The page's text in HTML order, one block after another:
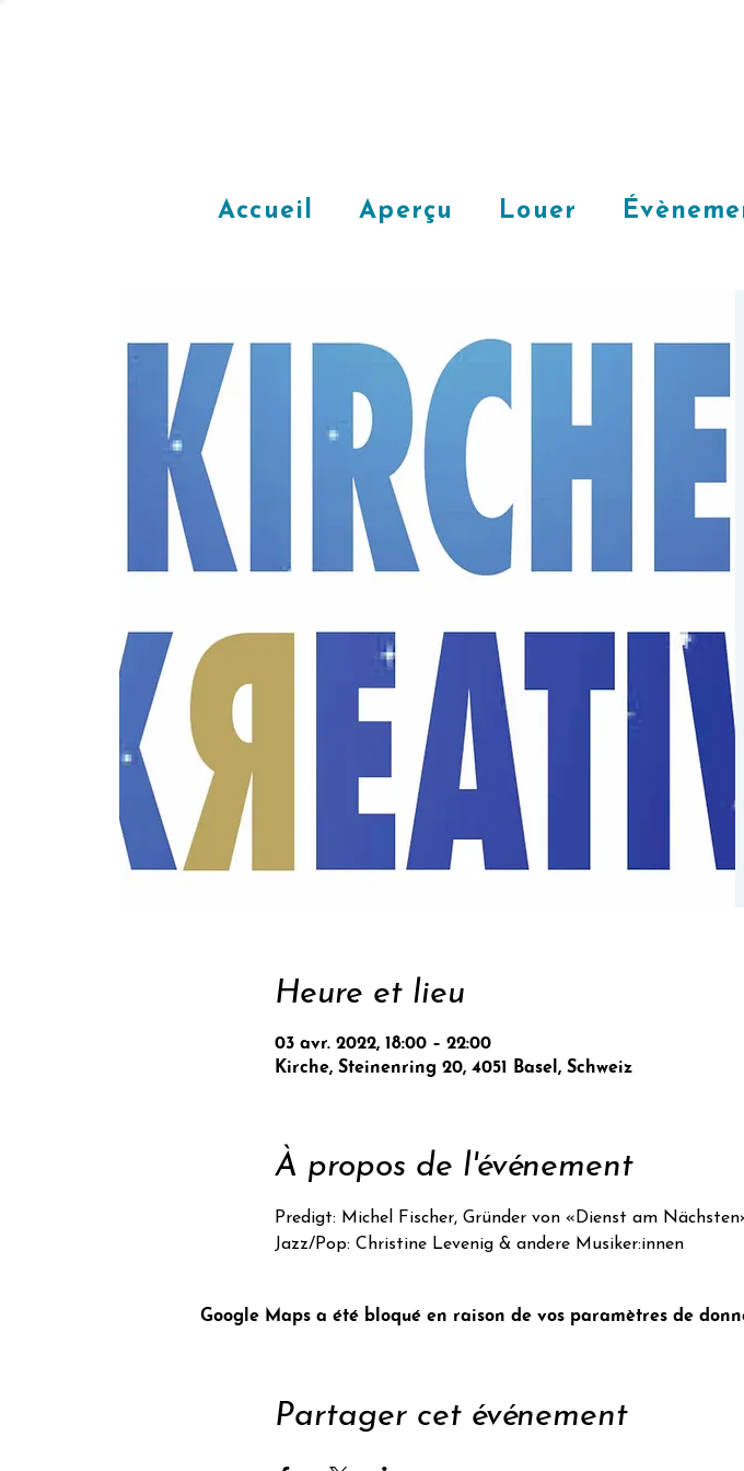
Accueil Aperçu Louer
Heure et lieu
03 avr. 2022, 18:00 – 22:00
Kirche, Steinenring 20, 4051 Basel, Schweiz
À propos de l'événement
Predigt: Michel Fischer, Gründer von «Dienst am
Jazz/Pop: Christine Levenig & andere Musiker:innen
Google Maps a été bloqué en raison de vos paramètres de
Partager cet événement